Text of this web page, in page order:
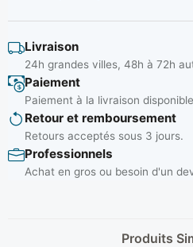
Livraison
24h grandes villes, 48h à 72h
Paiement
Paiement à la livraison
Retour et remboursement
Retours acceptés sous 3 jours.
Professionnels
Achat en gros ou besoin d'un
Produits